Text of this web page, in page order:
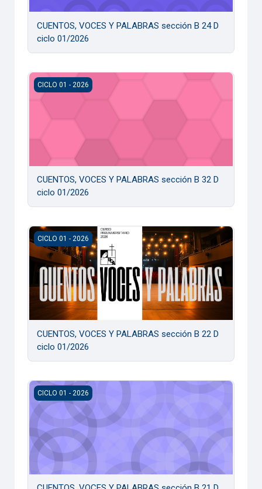
CUENTOS, VOCES Y PALABRAS sección B 24 D
ciclo 01/2026
CUENTOS, VOCES Y PALABRAS sección B 32 D ciclo 01/
CICLO 01 - 2026
CUENTOS, VOCES Y PALABRAS sección B 32 D
ciclo 01/2026
CUENTOS, VOCES Y PALABRAS sección B 22 D ciclo 01/
CICLO 01 - 2026
CUENTOS, VOCES Y PALABRAS sección B 22 D
ciclo 01/2026
CUENTOS, VOCES Y PALABRAS sección B 21 D ciclo 01/
CICLO 01 - 2026